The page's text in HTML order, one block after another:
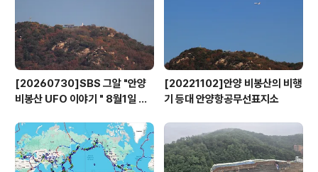
공기념비 옆으로 이전해 역사적인 의미가 있..
[20260730]SBS 그알 "안양
비봉산 UFO 이야기 " 8월1일 방
[20221102]안양 비봉산의 비행
기 등대 안양항공무선표지소